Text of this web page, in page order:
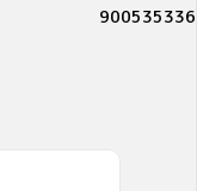
900535336